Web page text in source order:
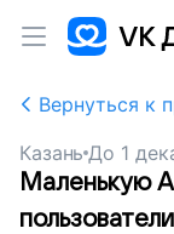
Вернуться к
Казань До 1
Маленькую